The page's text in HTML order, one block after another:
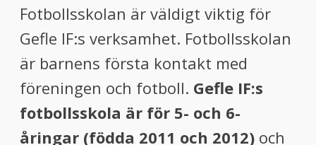
Fotbollsskolan är väldigt viktig för
Gefle IF:s verksamhet. Fotbollsskolan
är barnens första kontakt med
föreningen och fotboll. Gefle IF:s
fotbollsskola är för 5- och 6-
åringar (födda 2011 och 2012) och